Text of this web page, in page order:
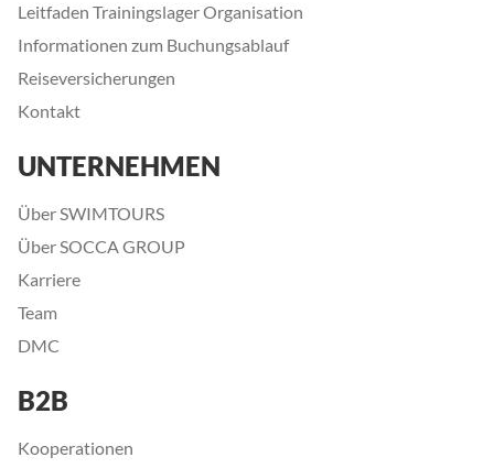
Leitfaden Trainingslager Organisation
Informationen zum Buchungsablauf
Reiseversicherungen
Kontakt
UNTERNEHMEN
Über SWIMTOURS
Über SOCCA GROUP
Karriere
Team
DMC
B2B
Kooperationen